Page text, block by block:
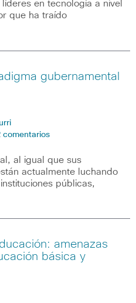
en tecnología a nivel
que ha traído
gubernamental
comentarios
al igual que sus
actualmente luchando
públicas,
amenazas
básica y